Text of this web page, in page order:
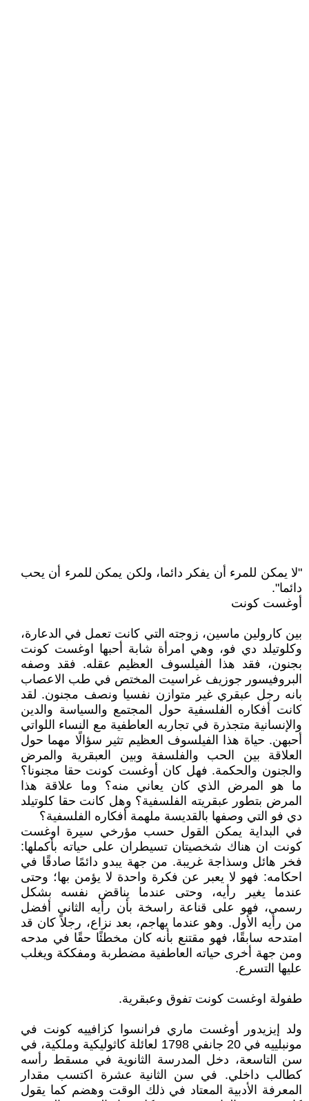
"لا يمكن للمرء أن يفكر دائما، ولكن يمكن للمرء أن يحب
دائما".
أوغست كونت
بين كارولين ماسين، زوجته التي كانت تعمل في الدعارة،
وكلوتيلد دي فو، وهي امرأة شابة أحبها اوغست كونت
بجنون، فقد هذا الفيلسوف العظيم عقله. فقد وصفه
البروفيسور جوزيف غراسيت المختص في طب الاعصاب
بانه رجل عبقري غير متوازن نفسيا ونصف مجنون. لقد
كانت أفكاره الفلسفية حول المجتمع والسياسة والدين
والإنسانية متجذرة في تجاربه العاطفية مع النساء اللواتي
أحبهن. حياة هذا الفيلسوف العظيم تثير سؤالًا مهما حول
العلاقة بين الحب والفلسفة وبين العبقرية والمرض
والجنون والحكمة. فهل كان أوغست كونت حقا مجنونا؟
ما هو المرض الذي كان يعاني منه؟ وما علاقة هذا
المرض بتطور عبقريته الفلسفية؟ وهل كانت حقا كلوتيلد
دي فو التي وصفها بالقديسة ملهمة أفكاره الفلسفية؟
في البداية يمكن القول حسب مؤرخي سيرة اوغست
كونت ان هناك شخصيتان تسيطران على حياته بأكملها:
فخر هائل وسذاجة غريبة. من جهة يبدو دائمًا صادقًا في
احكامه: فهو لا يعبر عن فكرة واحدة لا يؤمن بها؛ وحتى
عندما يغير رأيه، وحتى عندما يناقض نفسه بشكل
رسمي، فهو على قناعة راسخة بأن رأيه الثاني أفضل
من رأيه الأول. وهو عندما يهاجم، بعد نزاع، رجلاً كان قد
امتدحه سابقًا، فهو مقتنع بأنه كان مخطئًا حقًا في مدحه
ومن جهة أخرى حياته العاطفية مضطربة ومفككة ويغلب
عليها التسرع.
طفولة اوغست كونت تفوق وعبقرية.
ولد إيزيدور أوغست ماري فرانسوا كزافييه كونت في
مونبلييه في 20 جانفي 1798 لعائلة كاثوليكية وملكية، في
سن التاسعة، دخل المدرسة الثانوية في مسقط رأسه
كطالب داخلي. في سن الثانية عشرة اكتسب مقدار
المعرفة الأدبية المعتاد في ذلك الوقت وهضم كما يقول